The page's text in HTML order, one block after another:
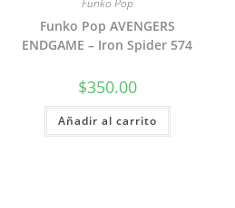
Funko Pop AVENGERS
ENDGAME – Iron Spider 574
$350.00
Añadir al carrito